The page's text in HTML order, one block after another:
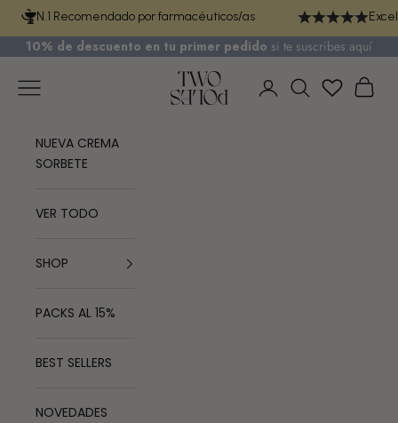
Ir al contenidoN.1 Recomendado por farmacéuticos/as
10% de descuento en tu primer pedido si te suscribes aquí
TWO POLES COSMETICS
Menú
Iniciar sesión
Buscar
NUEVA CREMA
SORBETE
VER TODO
SHOP
PACKS AL 15%
BEST SELLERS
NOVEDADES